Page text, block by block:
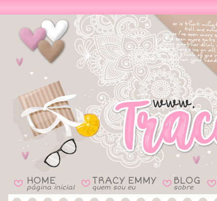
B HOME
página inicial B TRACY EMMY
quem sou eu B BLOG
sobre B